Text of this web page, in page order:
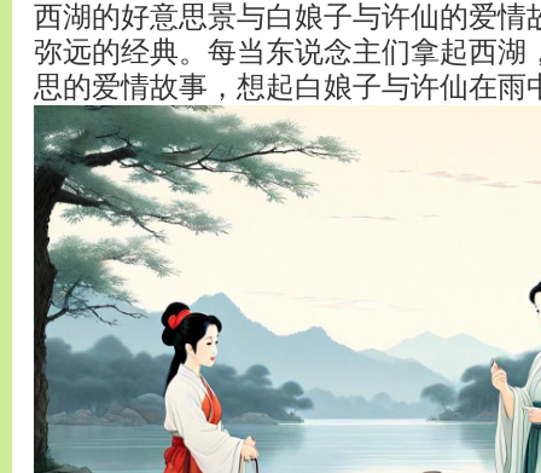
西湖的好意思景与白娘子与许仙的爱情
弥远的经典。每当东说念主们拿起西湖
思的爱情故事，想起白娘子与许仙在雨